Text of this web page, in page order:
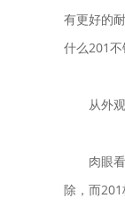
有更好的
什么201不
从外
肉眼
除，而201